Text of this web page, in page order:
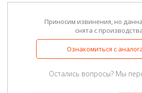
Приносим извинения, но
снята с
Ознакомиться с
Остались вопросы? Мы